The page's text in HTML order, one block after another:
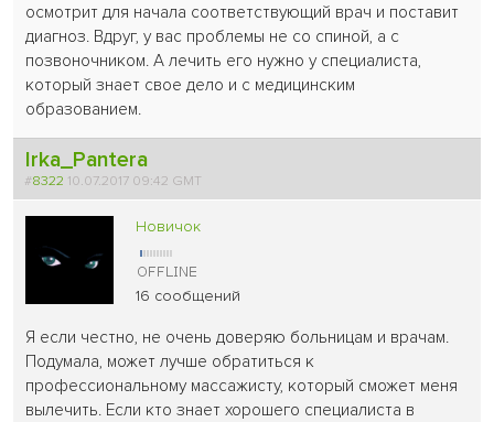
осмотрит для начала соответствующий врач и поставит
диагноз. Вдруг, у вас проблемы не со спиной, а с
позвоночником. А лечить его нужно у специалиста,
который знает свое дело и с медицинским
образованием.
Irka_Pantera
#8322 10.07.2017 09:42 GMT
Новичок
16 сообщений
Я если честно, не очень доверяю больницам и врачам.
Подумала, может лучше обратиться к
профессиональному массажисту, который сможет меня
вылечить. Если кто знает хорошего специалиста в